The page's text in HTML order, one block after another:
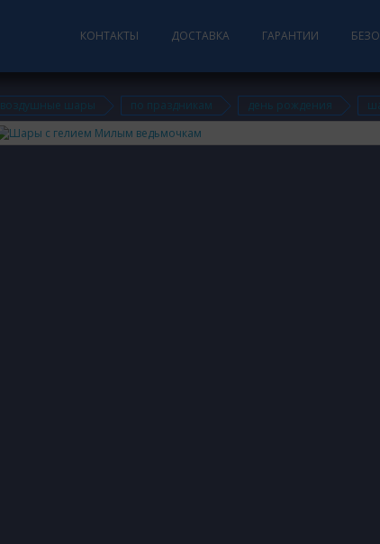
КОНТАКТЫ ДОСТАВКА ГАРАНТИИ
воздушные шары по праздникам день рождения